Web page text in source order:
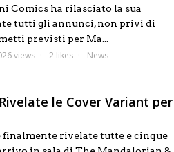
Comics ha rilasciato la sua
tutti gli annunci, non privi di
previsti per Ma...
views 2 likes News
le Cover Variant per
rivelate tutte e cinque